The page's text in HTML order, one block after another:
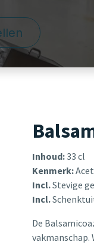
Inhoud:33 cl
Kenmerk:
Incl.Stevige
Incl.
De
vakmanschap.